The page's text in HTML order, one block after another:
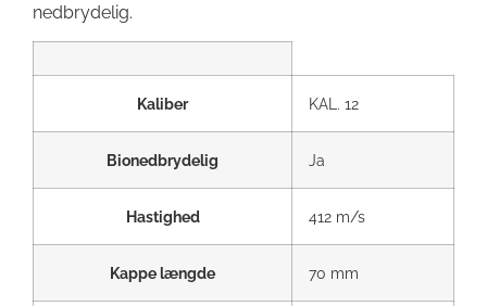
nedbrydelig.
Kaliber KAL. 12
Bionedbrydelig Ja
Hastighed 412 m/s
Kappe længde 70 mm